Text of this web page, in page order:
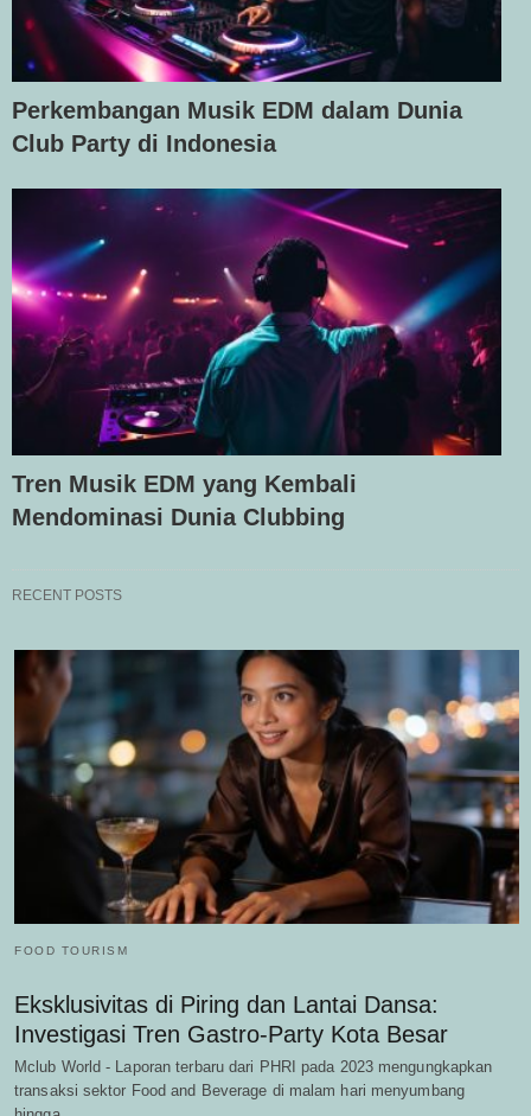
Perkembangan Musik EDM dalam Dunia
Club Party di Indonesia
Tren Musik EDM yang Kembali
Mendominasi Dunia Clubbing
RECENT POSTS
FOOD TOURISM
Eksklusivitas di Piring dan Lantai Dansa:
Investigasi Tren Gastro-Party Kota Besar
Mclub World - Laporan terbaru dari PHRI pada 2023 mengungkapkan
transaksi sektor Food and Beverage di malam hari menyumbang